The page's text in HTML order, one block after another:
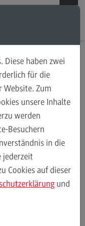
der
können Sie am
Diese haben zwei
für die
Website. Zum
unsere Inhalte
werden
Besuchern
in die
jederzeit
Cookies auf dieser
und